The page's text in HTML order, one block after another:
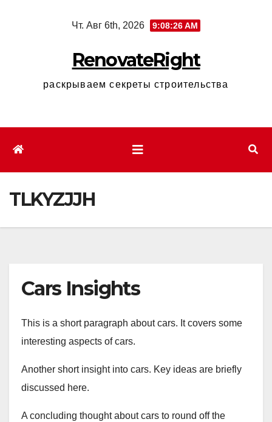
Чт. Авг 6th, 2026 9:08:27 AM
RenovateRight
раскрываем секреты строительства
TLKYZJJH
Cars Insights
This is a short paragraph about cars. It covers some
interesting aspects of cars.
Another short insight into cars. Key ideas are briefly
discussed here.
A concluding thought about cars to round off the